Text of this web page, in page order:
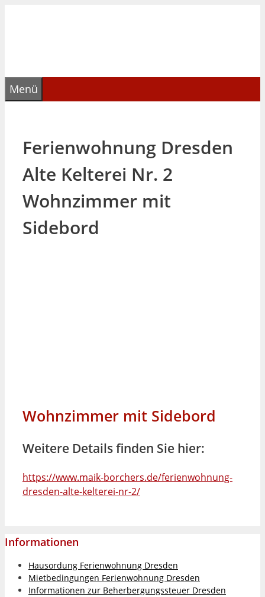
Menü
Ferienwohnung Dresden
Alte Kelterei Nr. 2
Wohnzimmer mit
Sidebord
Wohnzimmer mit Sidebord
Weitere Details finden Sie hier:
https://www.maik-borchers.de/ferienwohnung-
dresden-alte-kelterei-nr-2/
Informationen
Hausordung Ferienwohnung Dresden
Mietbedingungen Ferienwohnung Dresden
Informationen zur Beherbergungssteuer Dresden